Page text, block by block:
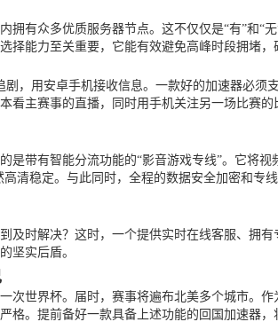
有众多优质服务器节点。这不仅仅是“有”和
能力至关重要，它能有效避免高峰时段拥堵
，用安卓手机接收信息。一款好的加速器必
看主赛事的直播，同时用手机关注另一场比赛
带有智能分流功能的“影音游戏专线”。它将
清稳定。与此同时，全程的数据安全加密和专
及时解决？这时，一个提供实时在线客服、拥
坚实后盾。
次世界杯。届时，赛事将遍布北美多个城市。
格。提前备好一款具备上述功能的回国加速器